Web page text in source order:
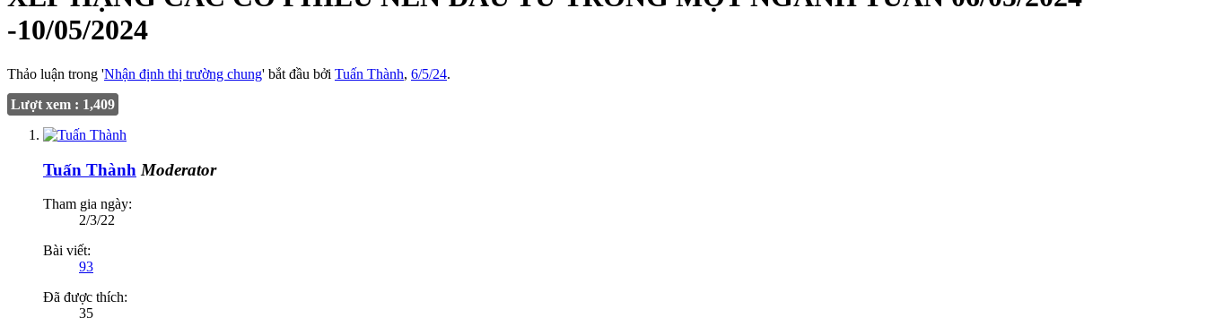
-10/05/2024
Thảo luận trong 'Nhận định thị trường chung' bắt đầu bởi Tuấn Thành, 6/5/24.
Lượt xem : 1,409
Tuấn Thành Moderator
Tham gia ngày:
2/3/22
Bài viết:
93
Đã được thích:
35